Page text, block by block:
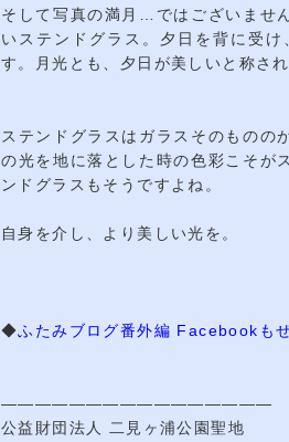
そして写真の満月…ではございませ
いステンドグラス。夕日を背に受
す。月光とも、夕日が美しいと称さ
ステンドグラスはガラスそのものの
の光を地に落とした時の色彩こそが
ンドグラスもそうですよね。
自身を介し、より美しい光を。
◆ふたみブログ番外編 Facebookも
————————————————
公益財団法人 二見ヶ浦公園聖地